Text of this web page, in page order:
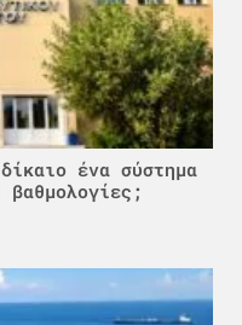
ένα σύστημα
βαθμολογίες;